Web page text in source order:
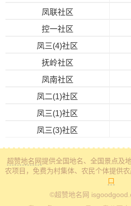
凤联社区
控一社区
凤三(4)社区
抚岭社区
凤南社区
凤二(1)社区
凤三(1)社区
凤三(3)社区
超赞地名网提供全国地名、全国景点及
农项目，免费为村集体、农民个体提供
口
©超赞地名网